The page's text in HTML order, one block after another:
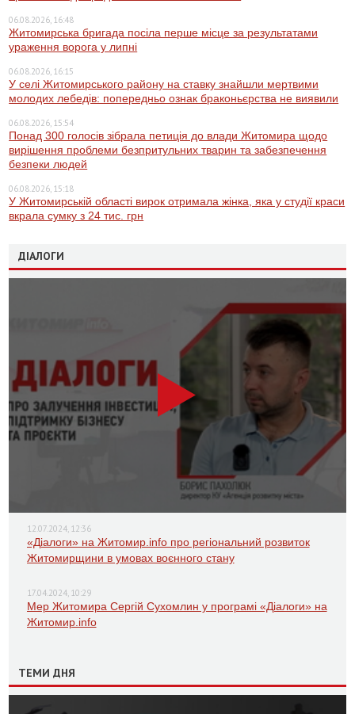
06.08.2026, 16:48
Житомирська бригада посіла перше місце за результатами
ураження ворога у липні
06.08.2026, 16:15
У селі Житомирського району на ставку знайшли мертвими
молодих лебедів: попередньо ознак браконьєрства не виявили
06.08.2026, 15:54
Понад 300 голосів зібрала петиція до влади Житомира щодо
вирішення проблеми безпритульних тварин та забезпечення
безпеки людей
06.08.2026, 15:18
У Житомирській області вирок отримала жінка, яка у студії краси
вкрала сумку з 24 тис. грн
ДІАЛОГИ
12.07.2024, 12:36
«Діалоги» на Житомир.info про регіональний розвиток
Житомирщини в умовах воєнного стану
17.04.2024, 10:29
Мер Житомира Сергій Сухомлин у програмі «Діалоги» на
Житомир.info
ТЕМИ ДНЯ